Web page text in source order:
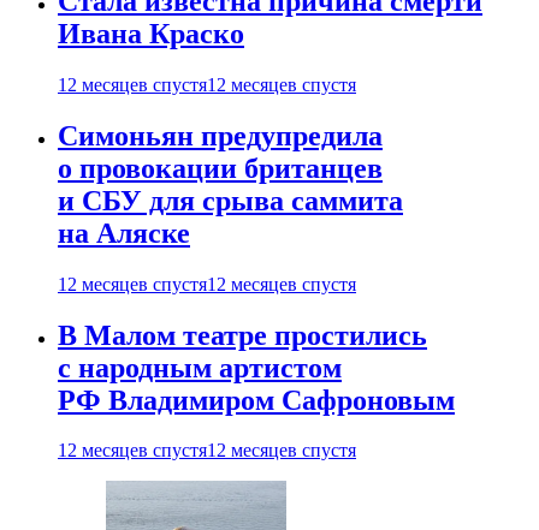
Ивана Краско
12 месяцев спустя12 месяцев спустя
Симоньян предупредила
о провокации британцев
и СБУ для срыва саммита
на Аляске
12 месяцев спустя12 месяцев спустя
В Малом театре простились
с народным артистом
РФ Владимиром Сафроновым
12 месяцев спустя12 месяцев спустя